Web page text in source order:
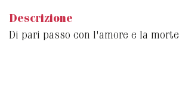
Descrizione
Di pari passo con l'amore e la morte